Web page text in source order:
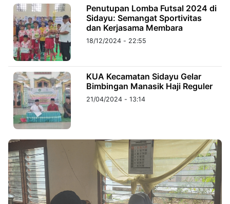
Penutupan Lomba Futsal 2024 di
Sidayu: Semangat Sportivitas
dan Kerjasama Membara
18/12/2024 - 22:55
KUA Kecamatan Sidayu Gelar
Bimbingan Manasik Haji Reguler
21/04/2024 - 13:14